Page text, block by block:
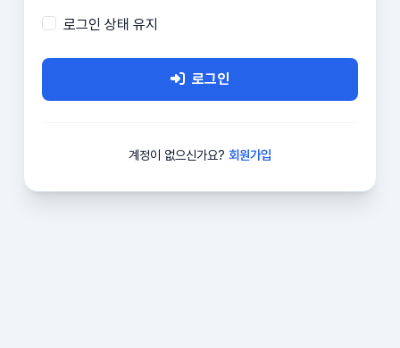
로그인 상태 유지
로그인
계정이 없으신가요? 회원가입